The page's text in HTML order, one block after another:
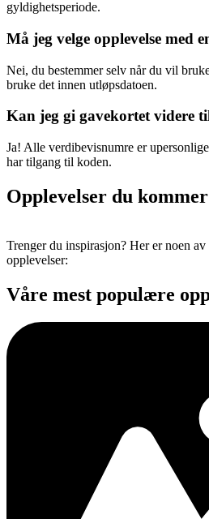
gyldighetsperiode.
Må jeg velge opplevelse med
Nei, du bestemmer selv når du vil
bruke det innen utløpsdatoen.
Kan jeg gi gavekortet videre
Ja! Alle verdibevisnumre er
har tilgang til koden.
Opplevelser du
Trenger du inspirasjon? Her er noen av
opplevelser:
Våre mest populære